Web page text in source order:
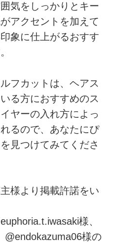
気をしっかりとキー
アクセントを加えて
象に仕上がるおすす
フカットは、ヘアス
る方におすすめのス
ヤーの入れ方によっ
るので、あなたにぴ
見つけてみてくださ
様より掲載許諾をい
様、
@endokazuma06様の